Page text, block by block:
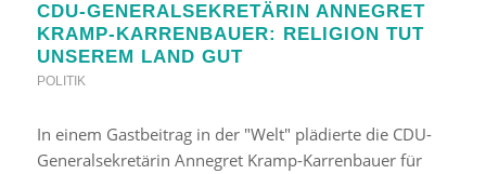
CDU-GENERALSEKRETÄRIN ANNEGRET
KRAMP-KARRENBAUER: RELIGION TUT
UNSEREM LAND GUT
POLITIK
In einem Gastbeitrag in der "Welt" plädierte die CDU-
Generalsekretärin Annegret Kramp-Karrenbauer für